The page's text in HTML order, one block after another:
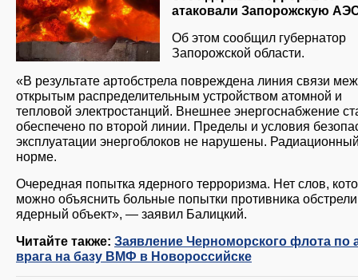
атаковали Запорожскую
Об этом сообщил губернатор
Запорожской области.
«В результате артобстрела повреждена линия связи
открытым распределительным устройством атомной и
тепловой электростанций. Внешнее энергоснабжение
обеспечено по второй линии. Пределы и условия
эксплуатации энергоблоков не нарушены.
норме.
Очередная попытка ядерного терроризма. Нет слов,
можно объяснить больные попытки противника
ядерный объект», — заявил Балицкий.
Читайте также: Заявление Черноморского флота по
врага на базу ВМФ в Новороссийске